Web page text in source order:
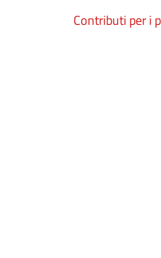
Contributi per i